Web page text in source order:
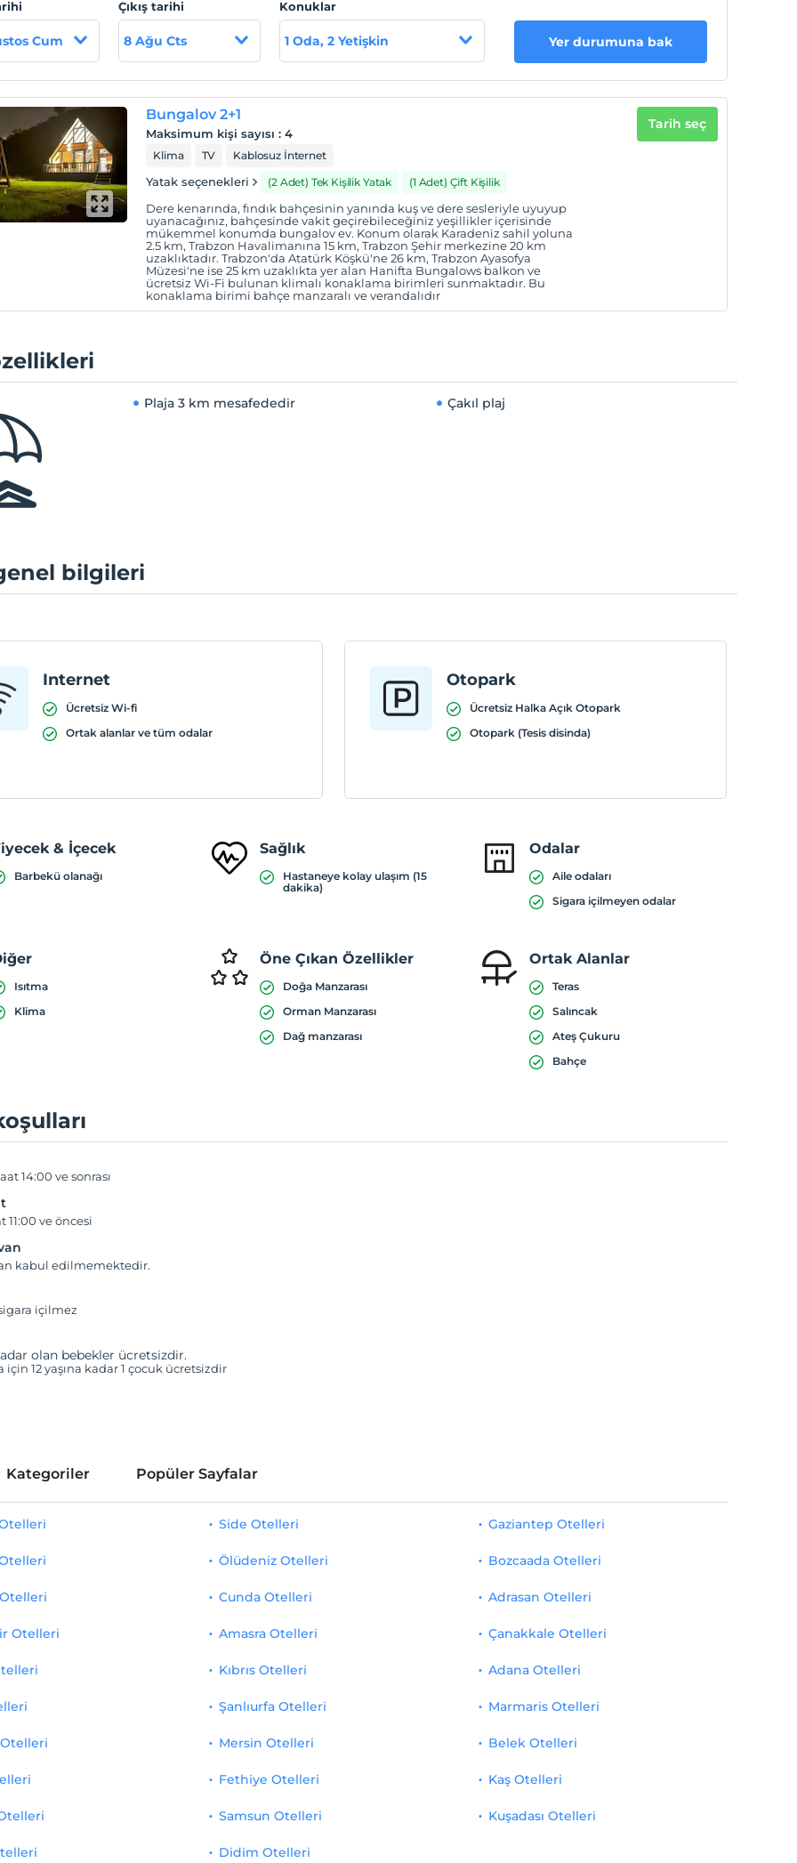
Cum
Çıkış tarihi
8 Ağu Cts
Konuklar
1 Oda, 2 Yetişkin Yer durumuna bak
Bungalov 2+1
Maksimum kişi sayısı :4
Klima TV Kablosuz İnternet
Yatak seçenekleri (2 Adet) Tek Kişilik Yatak (1 Adet) Çift Kişilik
Dere kenarında, fındık bahçesinin yanında kuş ve dere sesleriyle uyuyup
uyanacağınız, bahçesinde vakit geçirebileceğiniz yeşillikler içerisinde
mükemmel konumda bungalov ev. Konum olarak Karadeniz sahil yoluna
2.5 km, Trabzon Havalimanına 15 km, Trabzon Şehir merkezine 20 km
uzaklıktadır. Trabzon'da Atatürk Köşkü'ne 26 km, Trabzon Ayasofya
Müzesi'ne ise 25 km uzaklıkta yer alan Hanifta Bungalows balkon ve
ücretsiz Wi-Fi bulunan klimalı konaklama birimleri sunmaktadır. Bu
konaklama birimi bahçe manzaralı ve verandalıdır
Tarih seç
Plaja 3 km mesafededir Çakıl plaj
bilgileri
Internet
Ücretsiz Wi-fi
Ortak alanlar ve tüm odalar
Otopark
Ücretsiz Halka Açık Otopark
Otopark (Tesis disinda)
& İçecek
Barbekü olanağı
Sağlık
Hastaneye kolay ulaşım (15
dakika)
Odalar
Aile odaları
Sigara içilmeyen odalar
Isıtma
Klima
Öne Çıkan Özellikler
Doğa Manzarası
Orman Manzarası
Dağ manzarası
Ortak Alanlar
Teras
Salıncak
Ateş Çukuru
Bahçe
14:00 ve sonrası
11:00 ve öncesi
kabul edilmemektedir.
içilmez
olan bebekler ücretsizdir.
için 12 yaşına kadar 1 çocuk ücretsizdir
Kategoriler Popüler Sayfalar
Otelleri
Side Otelleri
Ölüdeniz Otelleri
Cunda Otelleri
Amasra Otelleri
Kıbrıs Otelleri
Gaziantep Otelleri
Bozcaada Otelleri
Adrasan Otelleri
Çanakkale Otelleri
Adana Otelleri
Şanlıurfa Otelleri
Mersin Otelleri
Fethiye Otelleri
Samsun Otelleri
Didim Otelleri
Marmaris Otelleri
Belek Otelleri
Kaş Otelleri
Kuşadası Otelleri